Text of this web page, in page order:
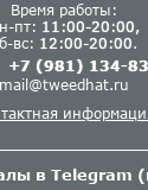
Время работы:
пт: 11:00-20:00,
вс: 12:00-20:00.
+7 (981) 134-
mail@tweedhat.ru
в Telegram